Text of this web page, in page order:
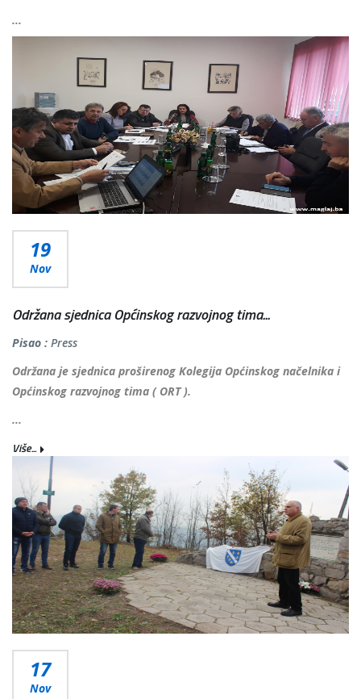
...
19
Nov
Održana sjednica Općinskog razvojnog tima...
Pisao : Press
Održana je sjednica proširenog Kolegija Općinskog načelnika i
Općinskog razvojnog tima ( ORT ).
...
Više...
17
Nov